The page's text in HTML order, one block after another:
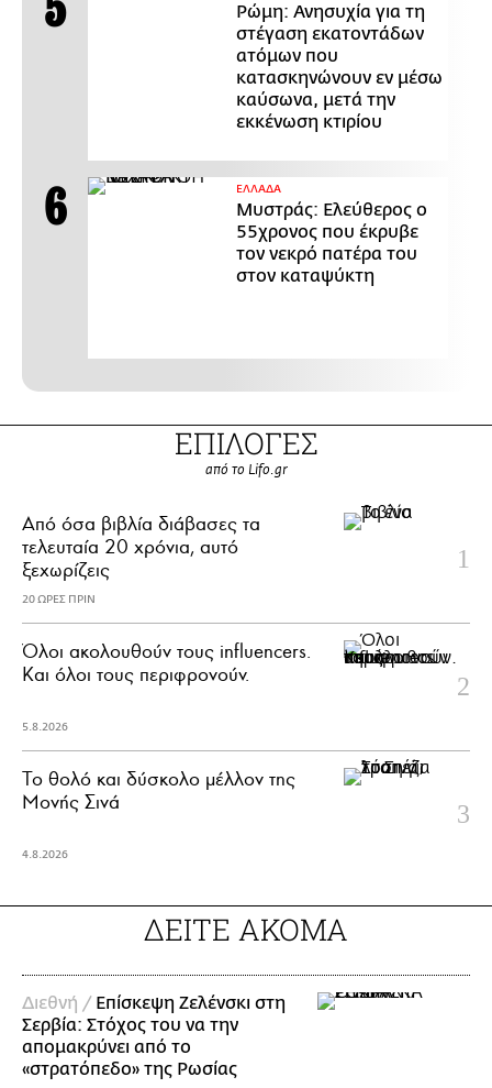
Ρώμη: Ανησυχία για τη
στέγαση εκατοντάδων
ατόμων που
κατασκηνώνουν εν μέσω
καύσωνα, μετά την
εκκένωση κτιρίου
ΕΛΛΑΔΑ
Μυστράς: Ελεύθερος ο
55χρονος που έκρυβε
τον νεκρό πατέρα του
στον καταψύκτη
ΕΠΙΛΟΓΕΣ
από το Lifo.gr
Από όσα βιβλία διάβασες τα
τελευταία 20 χρόνια, αυτό
ξεχωρίζεις
20 ΩΡΕΣ ΠΡΙΝ
Όλοι ακολουθούν τους influencers.
Και όλοι τους περιφρονούν.
5.8.2026
Το θολό και δύσκολο μέλλον της
Μονής Σινά
4.8.2026
ΔΕΙΤΕ ΑΚΟΜΑ
Διεθνή / Επίσκεψη Ζελένσκι στη
Σερβία: Στόχος του να την
απομακρύνει από το
«στρατόπεδο» της Ρωσίας